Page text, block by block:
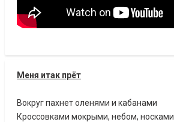
Меня итак прёт
Вокруг пахнет оленями и кабанами
Кроссовками мокрыми, небом, носками